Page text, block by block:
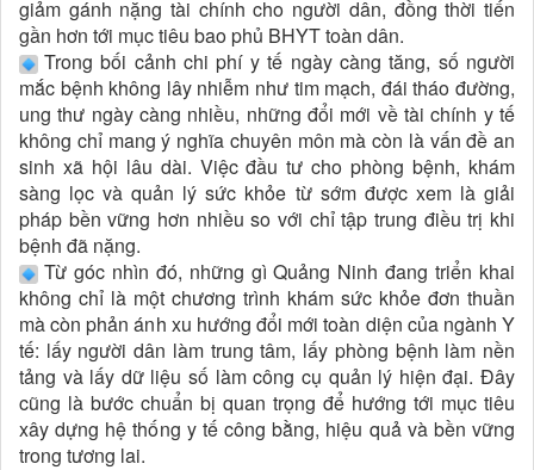
giảm gánh nặng tài chính cho người dân, đồng thời tiến
gần hơn tới mục tiêu bao phủ BHYT toàn dân.
Trong bối cảnh chi phí y tế ngày càng tăng, số người
mắc bệnh không lây nhiễm như tim mạch, đái tháo đường,
ung thư ngày càng nhiều, những đổi mới về tài chính y tế
không chỉ mang ý nghĩa chuyên môn mà còn là vấn đề an
sinh xã hội lâu dài. Việc đầu tư cho phòng bệnh, khám
sàng lọc và quản lý sức khỏe từ sớm được xem là giải
pháp bền vững hơn nhiều so với chỉ tập trung điều trị khi
bệnh đã nặng.
Từ góc nhìn đó, những gì Quảng Ninh đang triển khai
không chỉ là một chương trình khám sức khỏe đơn thuần
mà còn phản ánh xu hướng đổi mới toàn diện của ngành Y
tế: lấy người dân làm trung tâm, lấy phòng bệnh làm nền
tảng và lấy dữ liệu số làm công cụ quản lý hiện đại. Đây
cũng là bước chuẩn bị quan trọng để hướng tới mục tiêu
xây dựng hệ thống y tế công bằng, hiệu quả và bền vững
trong tương lai.